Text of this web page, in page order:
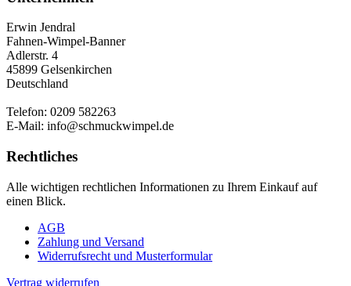
Erwin Jendral
Fahnen-Wimpel-Banner
Adlerstr. 4
45899 Gelsenkirchen
Deutschland
Telefon: 0209 582263
E-Mail: info@schmuckwimpel.de
Rechtliches
Alle wichtigen rechtlichen Informationen zu Ihrem Einkauf auf
einen Blick.
AGB
Zahlung und Versand
Widerrufsrecht und Musterformular
Vertrag widerrufen